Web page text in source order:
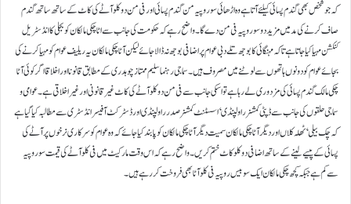
کہ جو شخص بھی گندم پسائی کیلئے آتا ہے وہ اڑھائی سو روپیہ من گندم پسائی اور فی من دو کلو آٹے کی کاٹ کے ساتھ ساتھ گندم
صاف کرنے کی مد میں مزید دو سو روپیہ فی من دے گا۔ واضح رہے کہ حکومت کی جانب سے اٹا چکی مالکان کو بجلی کا انڈسٹریل
کنکشن مہیا کیا جاتا ہے تاکہ مہنگائی کا بوجھ تلے دبی عوام پر اضافی بوجھ نہ ڈالا جائے لیکن آٹا چکی مالکان یہ ریلیف عوام کو مہیا کرنے کی
بجائے عوام کو دونوں ہاتھوں سے لوٹنے میں مصروف ہیں۔ سماجی رہنما سلیم ممتاز چوہدری کے مطابق قانونا اور اخلاقا اگر کوئی آٹا
چکی مالک گندم پسائی کی مزدوری لے رہا ہے تو اسکی جانب سے فی من دو کلو آٹے کی کاٹ غیر قانونی اور غیر اخلاقی ہے۔ عوامی و
سماجی حلقوں کی جانب سے ڈپٹی کمشنر راولپنڈی‘ اسسٹنٹ کمشنر صدر راولپنڈی اور ڈسٹرکٹ آفیسر انڈسٹری سے مطالبہ کیا گیا ہے
کہ چک بیلی‘ ٹھلہ کلاں اور دیگر آٹا چکی مالکان سمیت دیگر آٹا چکی مالکان کو پابند کیا جائے کہ وہ عوام کو سرکاری نرخوں پر آٹے کی
پسائی کے پیسے لینے کے ساتھ اضافی دو کلو کاٹ ختم کریں۔ واضح رہے کہ اس وقت مارکیٹ میں فی کلو آٹے کی قیمت سو روپیہ
سے کم ہے جبکہ کچھ چکی مالکان ایک سو بیس روپیہ فی کلو آٹا بھی فروخت کر رہے ہیں۔